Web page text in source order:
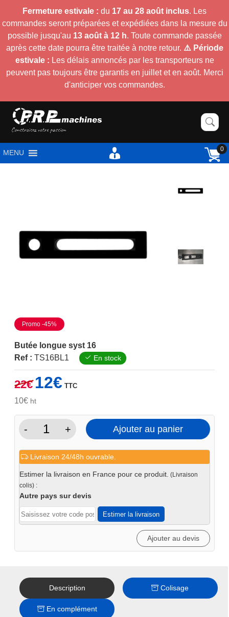
Fermeture estivale : du 17 au 28 août inclus. Les
commandes seront préparées et expédiées dans la mesure du
possible jusqu'au 13 août à 12 h. Toute commande passée
après cette date pourra être traitée à notre retour. ⚠️ Période
estivale : Les délais annoncés par les transporteurs ne
peuvent pas toujours être garantis en juillet et en août. Merci
d'anticiper vos commandes.
MENU 0
Promo -45%
Butée longue syst 16
Ref : TS16BL1 En stock
22€
Le
prix
initial
22€.
12€prix
12€.
TTC
10€ht
-
quantité
Butée
longue
16
+ Ajouter au panier
Livraison 24/48h ouvrable.
Estimer la livraison en France pour ce produit. (Livraison
colis) :
Autre pays sur devis
Estimer la livraison
Ajouter au devis
Description Colisage
En complément